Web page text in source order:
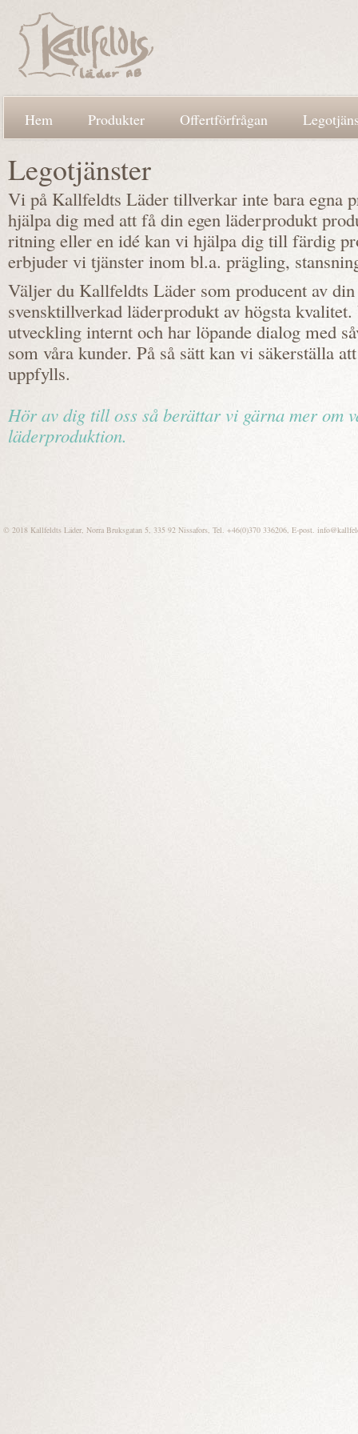
Hem Produkter Offertförfrågan
Legotjänster
Vi på Kallfeldts Läder tillverkar inte bara egna
hjälpa dig med att få din egen läderprodukt
ritning eller en idé kan vi hjälpa dig till färdig
erbjuder vi tjänster inom bl.a. prägling,
Väljer du Kallfeldts Läder som producent av
svensktillverkad läderprodukt av högsta
utveckling internt och har löpande dialog med
som våra kunder. På så sätt kan vi säkerställa
uppfylls.
Hör av dig till oss så berättar vi gärna mer om
läderproduktion.
© 2018 Kallfeldts Läder, Norra Bruksgatan 5, 335 92 Nissafors, Tel. +46(0)370 336206, E-post.